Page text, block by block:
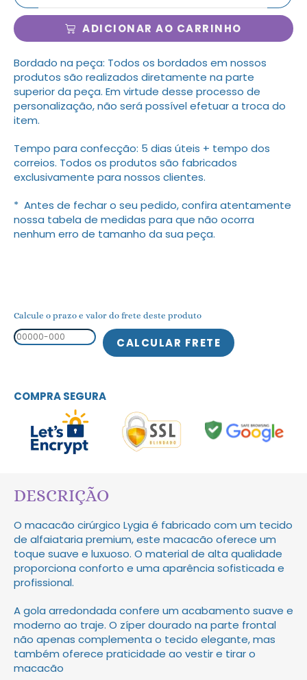
ADICIONAR AO CARRINHO
Bordado na peça: Todos os bordados em nossos
produtos são realizados diretamente na parte
superior da peça. Em virtude desse processo de
personalização, não será possível efetuar a troca do
item.
Tempo para confecção: 5 dias úteis + tempo dos
correios. Todos os produtos são fabricados
exclusivamente para nossos clientes.
* Antes de fechar o seu pedido, confira atentamente
nossa tabela de medidas para que não ocorra
nenhum erro de tamanho da sua peça.
Calcule o prazo e valor do frete deste produto
COMPRA SEGURA
DESCRIÇÃO
O macacão cirúrgico Lygia é fabricado com um tecido
de alfaiataria premium, este macacão oferece um
toque suave e luxuoso. O material de alta qualidade
proporciona conforto e uma aparência sofisticada e
profissional.
A gola arredondada confere um acabamento suave e
moderno ao traje. O zíper dourado na parte frontal
não apenas complementa o tecido elegante, mas
também oferece praticidade ao vestir e tirar o
macacão